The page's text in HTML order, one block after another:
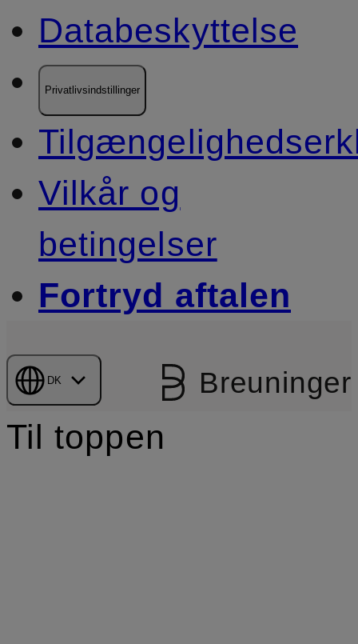
Databeskyttelse
Privatlivsindstillinger
Vilkår og
betingelser
Fortryd aftalen
DK Breuninger
Til toppen